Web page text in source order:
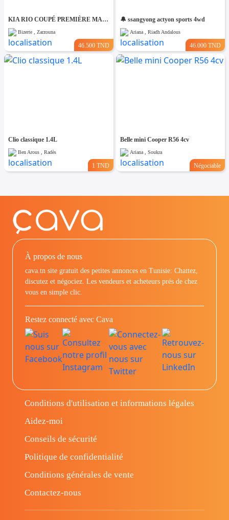
KIA RIO COUPÉ PREMIÈRE MAIN TRÈS PROPRE
Bizerte , Zarzouna
46.500 TND
🔔 ssangyong actyon sports 4wd
Ariana , Riadh Andalous
46.000 TND
Clio classique 1.4L
Ben Arous , Radès
1 TND
Belle mini Cooper R56 4cv
Ariana , Soukra
Négociable
À propos de nous
cava.tn site gratuit des petites annonces en Tunisie: Chattez,
discutez et négociez. Les vendeurs et acheteurs prés de chez
vous en simple clic.
Restez connecté avec Cava
Conditions d'utilisation et informations légales
Aidez-moi
Conseils de sécurité
Politique de confidentialité
Conditions générales de vente
Contactez-nous